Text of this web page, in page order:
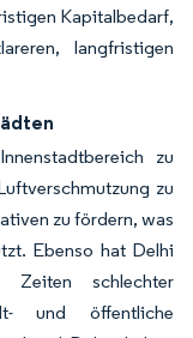
Kapitalbedarf,
langfristigen
zu
zu
zu fördern, was
Ebenso hat Delhi
Zeiten schlechter
und öffentliche